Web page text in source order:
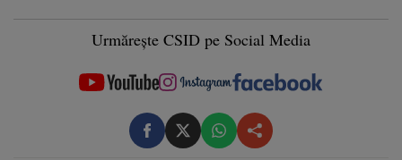
Urmărește CSID pe Social Media